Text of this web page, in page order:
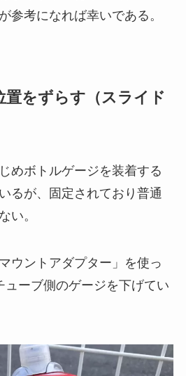
参考になれば幸いである。
をずらす（スライド
めボトルゲージを装着する
るが、固定されており普通
い。
ウントアダプター」を使っ
ューブ側のゲージを下げてい